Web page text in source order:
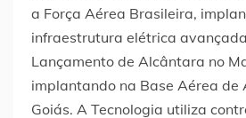
a Força Aérea Brasileira,
infraestrutura elétrica
Lançamento de Alcântara no
implantando na Base Aérea de
Goiás. A Tecnologia utiliza